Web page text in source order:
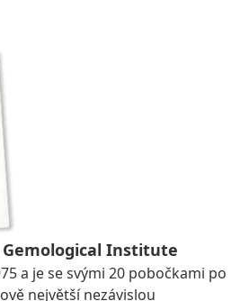
Institute
a je se svými 20 pobočkami po
největší nezávislou